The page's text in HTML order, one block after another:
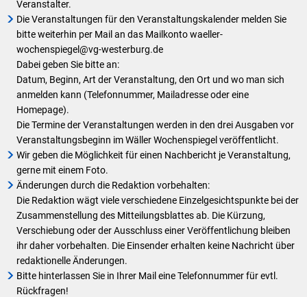
Veranstalter.
Die Veranstaltungen für den Veranstaltungskalender melden Sie
bitte weiterhin per Mail an das Mailkonto waeller-
wochenspiegel@vg-westerburg.de
Dabei geben Sie bitte an:
Datum, Beginn, Art der Veranstaltung, den Ort und wo man sich
anmelden kann (Telefonnummer, Mailadresse oder eine
Homepage).
Die Termine der Veranstaltungen werden in den drei Ausgaben vor
Veranstaltungsbeginn im Wäller Wochenspiegel veröffentlicht.
Wir geben die Möglichkeit für einen Nachbericht je Veranstaltung,
gerne mit einem Foto.
Änderungen durch die Redaktion vorbehalten:
Die Redaktion wägt viele verschiedene Einzelgesichtspunkte bei der
Zusammenstellung des Mitteilungsblattes ab. Die Kürzung,
Verschiebung oder der Ausschluss einer Veröffentlichung bleiben
ihr daher vorbehalten. Die Einsender erhalten keine Nachricht über
redaktionelle Änderungen.
Bitte hinterlassen Sie in Ihrer Mail eine Telefonnummer für evtl.
Rückfragen!